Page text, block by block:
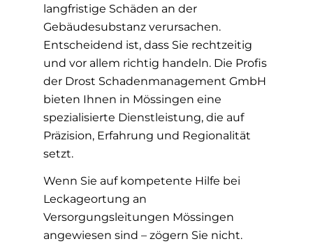
langfristige Schäden an der
Gebäudesubstanz verursachen.
Entscheidend ist, dass Sie rechtzeitig
und vor allem richtig handeln. Die Profis
der Drost Schadenmanagement GmbH
bieten Ihnen in Mössingen eine
spezialisierte Dienstleistung, die auf
Präzision, Erfahrung und Regionalität
setzt.
Wenn Sie auf kompetente Hilfe bei
Leckageortung an
Versorgungsleitungen Mössingen
angewiesen sind – zögern Sie nicht.